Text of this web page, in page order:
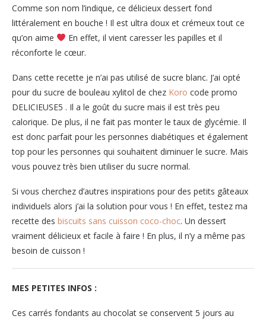
Comme son nom l’indique, ce délicieux dessert fond
littéralement en bouche ! Il est ultra doux et crémeux tout ce
qu’on aime
En effet, il vient caresser les papilles et il
réconforte le cœur.
Dans cette recette je n’ai pas utilisé de sucre blanc. J’ai opté
pour du sucre de bouleau xylitol de chez Koro code promo
DELICIEUSE5 . Il a le goût du sucre mais il est très peu
calorique. De plus, il ne fait pas monter le taux de glycémie. Il
est donc parfait pour les personnes diabétiques et également
top pour les personnes qui souhaitent diminuer le sucre. Mais
vous pouvez très bien utiliser du sucre normal.
Si vous cherchez d’autres inspirations pour des petits gâteaux
individuels alors j’ai la solution pour vous ! En effet, testez ma
recette des biscuits sans cuisson coco-choc. Un dessert
vraiment délicieux et facile à faire ! En plus, il n’y a même pas
besoin de cuisson !
MES PETITES INFOS :
Ces carrés fondants au chocolat se conservent 5 jours au